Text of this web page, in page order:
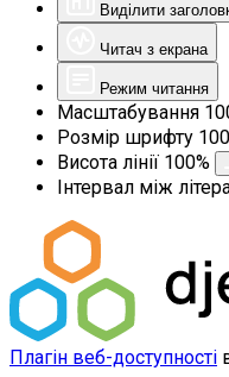
Виділити
Читач з екрана
Режим читання
Масштабування
Розмір шрифту 100
Висота лінії 100%
Інтервал між
Плагін веб-доступності